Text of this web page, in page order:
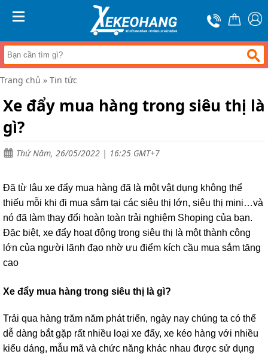
Trang
chủ
Xe
đẩy
hàng
Xe
tay
Bánh
xe
đẩy
Tin
tức
Liên
hệ
Trang chủ » Tin tức
Xe đẩy mua hàng trong siêu thị là
gì?
Thứ Năm, 26/05/2022 | 16:25 GMT+7
Đã từ lâu xe đẩy mua hàng đã là một vật dụng không thể
thiếu mỗi khi đi mua sắm tại các siêu thị lớn, siêu thị mini…và
nó đã làm thay đổi hoàn toàn trải nghiệm Shoping của bạn.
Đặc biệt, xe đẩy hoạt động trong siêu thị là một thành công
lớn của người lãnh đạo nhờ ưu điểm kích cầu mua sắm tăng
cao
Xe đẩy mua hàng trong siêu thị là gì?
Trải qua hàng trăm năm phát triển, ngày nay chúng ta có thể
dễ dàng bắt gặp rất nhiều loại xe đẩy, xe kéo hàng với nhiều
kiểu dáng, mẫu mã và chức năng khác nhau được sử dụng